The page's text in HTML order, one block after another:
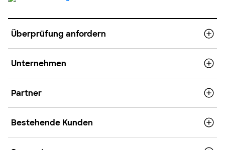
Überprüfung anfordern
Unternehmen
Partner
Bestehende Kunden